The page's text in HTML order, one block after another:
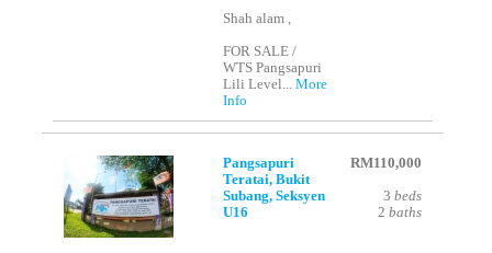
Shah alam ,
FOR SALE /
WTS Pangsapuri
Lili Level...More
Info
Pangsapuri
Teratai, Bukit
Subang, Seksyen
U16
RM110,000
3 beds
2 baths